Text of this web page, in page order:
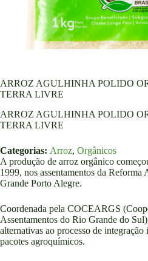
ARROZ AGULHINHA POLIDO
TERRA LIVRE
ARROZ AGULHINHA POLIDO
TERRA LIVRE
Categorias: Arroz, Orgânicos
A produção de arroz orgânico
1999, nos assentamentos da Reforma
Grande Porto Alegre.
Coordenada pela COCEARGS
Assentamentos do Rio Grande do
alternativas ao processo de integração
pacotes agroquímicos.